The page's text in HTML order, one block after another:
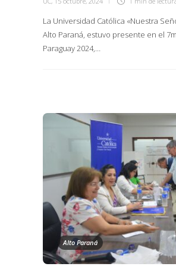
La Universidad Católica «Nuestra
Alto Paraná, estuvo presente en el
Paraguay 2024,…
Alto Paraná